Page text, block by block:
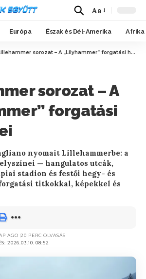
Aa
Európa Észak és Dél-Amerika Afrika
sorozat – A „Lilyhammer” forgatási helyszínei
sorozat – A
forgatási
nyomait Lillehammerbe: a
— hangulatos utcák,
stadion és festői hegy- és
titkokkal, képekkel és
2026.03.10. 08:52
AGO 20 PERC OLVASÁS